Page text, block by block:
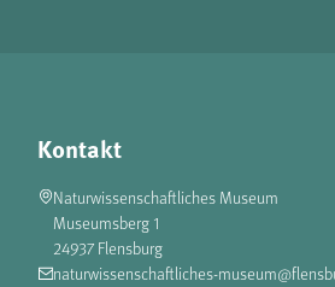
Kontakt
Naturwissenschaftliches Museum
Museumsberg 1
24937 Flensburg
naturwissenschaftliches-